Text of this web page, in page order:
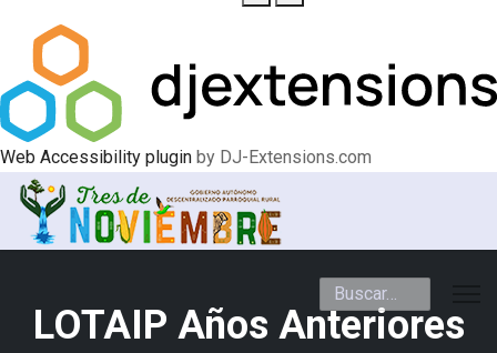
Web Accessibility plugin by DJ-Extensions.com
Buscar
LOTAIP Años Anteriores